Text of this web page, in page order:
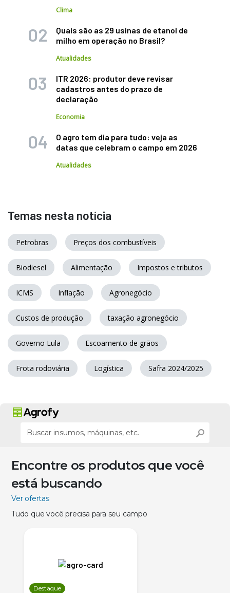
Clima
Quais são as 29 usinas de etanol de
milho em operação no Brasil?
Atualidades
ITR 2026: produtor deve revisar
cadastros antes do prazo de
declaração
Economia
O agro tem dia para tudo: veja as
datas que celebram o campo em 2026
Atualidades
Temas nesta notícia
Petrobras Preços dos combustíveis
Biodiesel Alimentação Impostos e tributos
ICMS Inflação Agronegócio
Custos de produção taxação agronegócio
Governo Lula Escoamento de grãos
Frota rodoviária Logística Safra 2024/2025
Encontre os produtos que você
está buscando
Ver ofertas
Tudo que você precisa para seu campo
Destaque